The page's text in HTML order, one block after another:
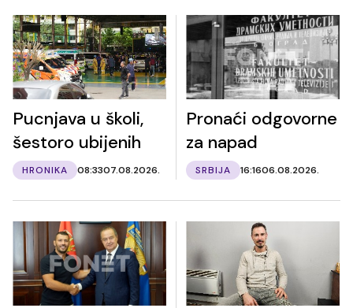
Pucnjava u školi,
šestoro ubijenih
HRONIKA 08:3307.08.2026.
Pronaći odgovorne
za napad
SRBIJA 16:1606.08.2026.